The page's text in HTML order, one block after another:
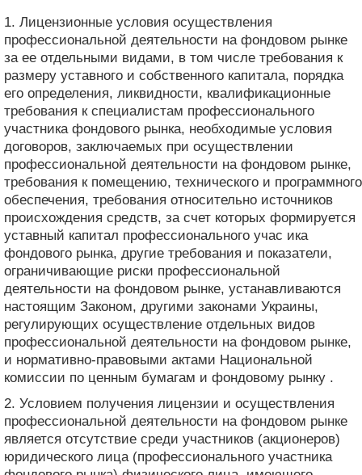
1. Лицензионные условия осуществления
профессиональной деятельности на фондовом рынке
за ее отдельными видами, в том числе требования к
размеру уставного и собственного капитала, порядка
его определения, ликвидности, квалификационные
требования к специалистам профессионального
участника фондового рынка, необходимые условия
договоров, заключаемых при осуществлении
профессиональной деятельности на фондовом рынке,
требования к помещению, технического и программного
обеспечения, требования относительно источников
происхождения средств, за счет которых формируется
уставный капитал профессионального учас ика
фондового рынка, другие требования и показатели,
ограничивающие риски профессиональной
деятельности на фондовом рынке, устанавливаются
настоящим Законом, другими законами Украины,
регулирующих осуществление отдельных видов
профессиональной деятельности на фондовом рынке,
и нормативно-правовыми актами Национальной
комиссии по ценным бумагам и фондовому рынку .
2. Условием получения лицензии и осуществления
профессиональной деятельности на фондовом рынке
является отсутствие среди участников (акционеров)
юридического лица (профессионального участника